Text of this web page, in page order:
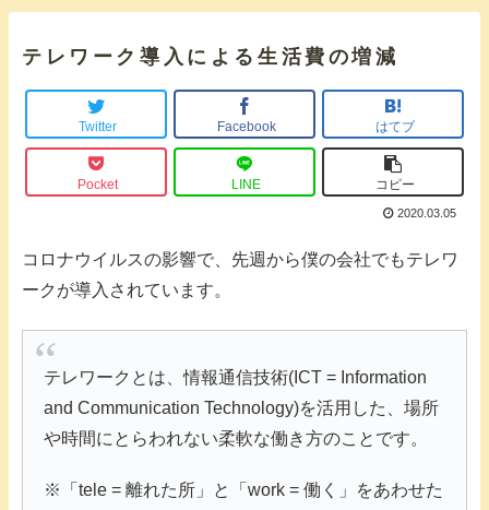
テレワーク導入による生活費の増減
Twitter Facebook はてブ
Pocket LINE コピー
2020.03.05
コロナウイルスの影響で、先週から僕の会社でもテレワ
ークが導入されています。
テレワークとは、情報通信技術(ICT = Information
and Communication Technology)を活用した、場所
や時間にとらわれない柔軟な働き方のことです。
※「tele = 離れた所」と「work = 働く」をあわせた